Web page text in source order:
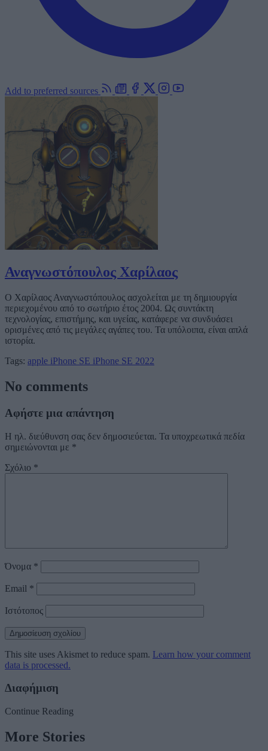
Add to preferred sources
Αναγνωστόπουλος Χαρίλαος
Ο Χαρίλαος Αναγνωστόπουλος ασχολείται με τη δημιουργία
περιεχομένου από το σωτήριο έτος 2004. Ως συντάκτη
τεχνολογίας, επιστήμης, και υγείας, κατάφερε να συνδυάσει
ορισμένες από τις μεγάλες αγάπες του. Τα υπόλοιπα, είναι απλά
ιστορία.
Tags: apple iPhone SE iPhone SE 2022
No comments
Αφήστε μια απάντηση
Η ηλ. διεύθυνση σας δεν δημοσιεύεται. Τα υποχρεωτικά πεδία
σημειώνονται με *
Σχόλιο *
Όνομα *
Email *
Ιστότοπος
This site uses Akismet to reduce spam. Learn how your comment
data is processed.
Διαφήμιση
Continue Reading
More Stories